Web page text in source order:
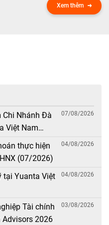
Xem thêm
Chi Nhánh Đà
Việt Nam
07/08/2026
thực hiện
(07/2026)
04/08/2026
tại Yuanta Việt
04/08/2026
Tài chính
Advisors 2026
03/08/2026